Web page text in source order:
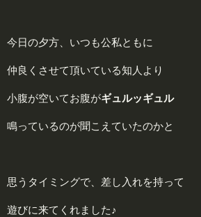
今日の夕方、いつも公私ともに
仲良くさせて頂いている知人より
小腹が空いてお腹がギュルッギュル
鳴っているのが聞こえていたのかと
思うタイミングで、差し入れを持って
遊びに来てくれました♪